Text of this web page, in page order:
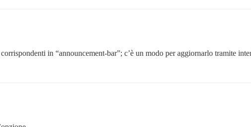
in “announcement-bar”; c’è un modo per aggiornarlo tramite